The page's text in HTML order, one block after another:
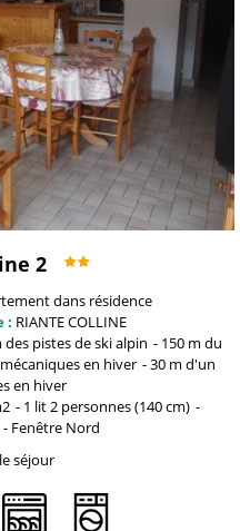
2
dans résidence
: RIANTE COLLINE
des pistes de ski alpin
150 m du
en hiver 30 m d'un
en hiver
1 lit 2 personnes (140 cm)
Fenêtre Nord
séjour